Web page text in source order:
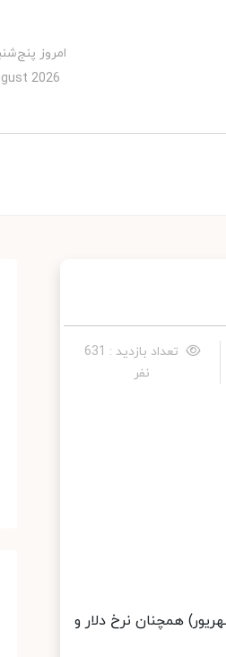
امروز پنج‌شنبه 15 مرداد
2026
تعداد بازدید : 631
نفر
سنگین ارز توسط بازار ساز در هفته گذشته، امروز (۲۲ شهریور) همچنان نرخ دلار و